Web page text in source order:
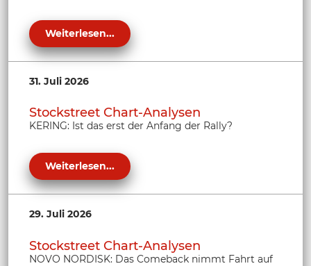
Weiterlesen...
31. Juli 2026
Stockstreet Chart-Analysen
KERING: Ist das erst der Anfang der Rally?
Weiterlesen...
29. Juli 2026
Stockstreet Chart-Analysen
NOVO NORDISK: Das Comeback nimmt Fahrt auf